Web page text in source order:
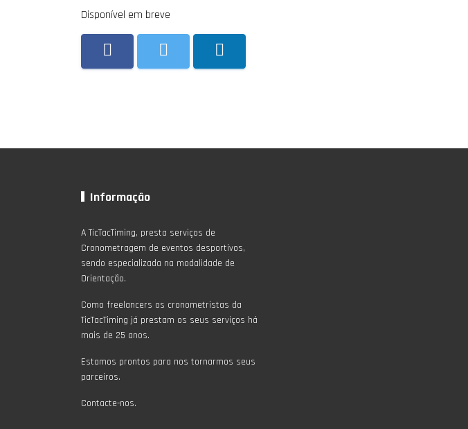
Disponível em breve
Informação
A TicTacTiming, presta serviços de
Cronometragem de eventos desportivos,
sendo especializada na modalidade de
Orientação.
Como freelancers os cronometristas da
TicTacTiming já prestam os seus serviços há
mais de 25 anos.
Estamos prontos para nos tornarmos seus
parceiros.
Contacte-nos.